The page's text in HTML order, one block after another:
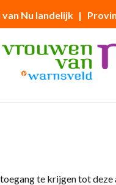
Nu landelijk |
te krijgen tot